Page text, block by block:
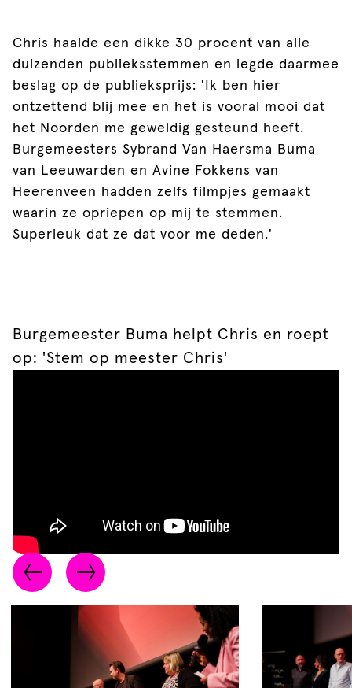
Chris haalde een dikke 30 procent van alle
duizenden publieksstemmen en legde daarmee
beslag op de publieksprijs: 'Ik ben hier
ontzettend blij mee en het is vooral mooi dat
het Noorden me geweldig gesteund heeft.
Burgemeesters Sybrand Van Haersma Buma
van Leeuwarden en Avine Fokkens van
Heerenveen hadden zelfs filmpjes gemaakt
waarin ze opriepen op mij te stemmen.
Superleuk dat ze dat voor me deden.'
Burgemeester Buma helpt Chris en roept
op: 'Stem op meester Chris'